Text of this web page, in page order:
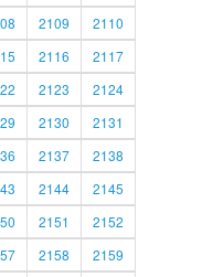
2109
2110
2116
2117
2123
2124
2130
2131
2137
2138
2144
2145
2151
2152
2158
2159